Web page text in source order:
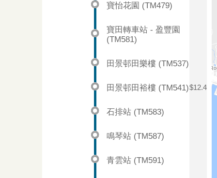
$12.4
寶怡花園 (TM479)
寶田轉車站 - 盈豐園
(TM581)
田景邨田樂樓 (TM537)
田景邨田裕樓 (TM541)
石排站 (TM583)
鳴琴站 (TM587)
青雲站 (TM591)